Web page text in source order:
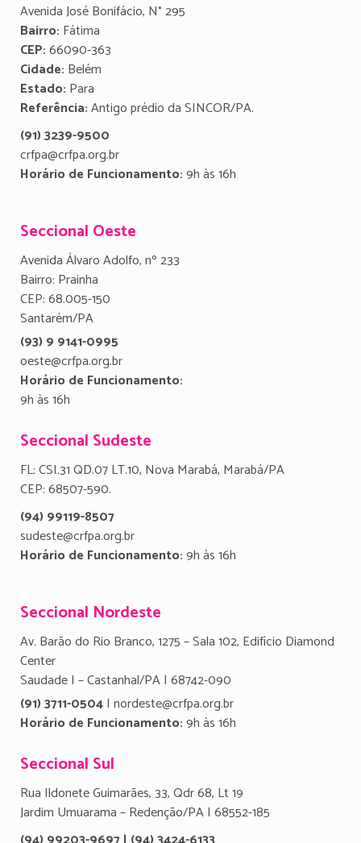
Avenida José Bonifácio, N° 295
Bairro: Fátima
CEP:66090-363
Cidade: Belém
Estado: Para
Referência:Antigo prédio da SINCOR/PA.
(91) 3239-9500
crfpa@crfpa.org.br
Horário de Funcionamento:9h às 16h
Seccional Oeste
Avenida Álvaro Adolfo, nº 233
Bairro: Prainha
CEP: 68.005-150
Santarém/PA
(93) 9 9141-0995
oeste@crfpa.org.br
Horário de Funcionamento:
9h às 16h
Seccional Sudeste
FL: CSI.31 QD.07 LT.10, Nova Marabá, Marabá/PA
CEP: 68507-590.
(94) 99119-8507
sudeste@crfpa.org.br
Horário de Funcionamento:9h às 16h
Seccional Nordeste
Av. Barão do Rio Branco, 1275 – Sala 102, Edifício Diamond
Center
Saudade I – Castanhal/PA | 68742-090
(91) 3711-0504| nordeste@crfpa.org.br
Horário de Funcionamento:9h às 16h
Seccional Sul
Rua Ildonete Guimarães, 33, Qdr 68, Lt 19
Jardim Umuarama – Redenção/PA | 68552-185